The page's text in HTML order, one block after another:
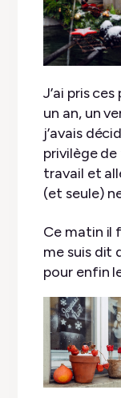
J’ai pris
un an, un
j’avais
privilège
travail et
(et seule)
Ce matin il
me suis dit
pour enfin